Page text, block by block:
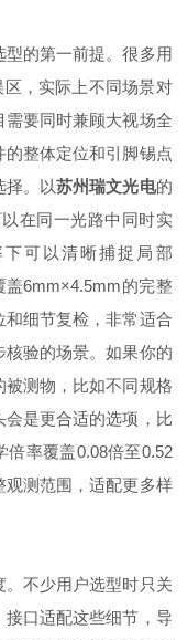
的第一前提。很多用
区，实际上不同场景对
要同时兼顾大视场全
的整体定位和引脚锡点
择。以苏州瑞文光电的
在同一光路中同时实
可以清晰捕捉局部
盖6mm×4.5mm的完整
细节复检，非常适合
验的场景。如果你的
测物，比如不同规格
是更合适的选项，比
倍率覆盖0.08倍至0.52
测范围，适配更多样
不少用户选型时只关
口适配这些细节，导